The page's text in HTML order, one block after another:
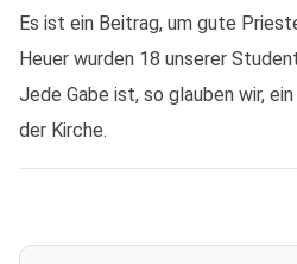
Es ist ein Beitrag, um gute
Heuer wurden 18 unserer
Jede Gabe ist, so glauben wir,
der Kirche.